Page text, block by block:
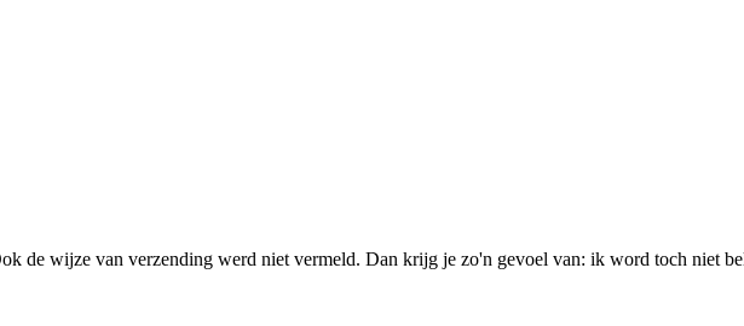
de wijze van verzending werd niet vermeld. Dan krijg je zo'n gevoel van: ik word toch niet